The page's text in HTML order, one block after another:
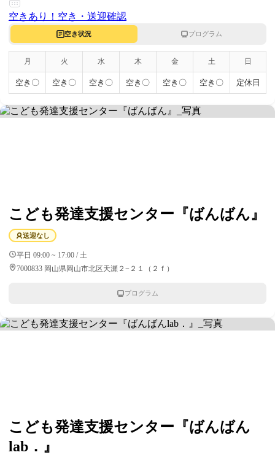
空きあり！ 空き・送迎確認
空き状況 プログラム
月 火 水 木 金 土 日
空き〇 空き〇 空き〇 空き〇 空き〇 空き〇 定休日
こども発達支援センター『ばんばん』
送迎なし
平日 09:00 ~ 17:00 / 土
7000833 岡山県岡山市北区天瀬２−２１（２ｆ）
プログラム
こども発達支援センター『ばんばん
lab．』